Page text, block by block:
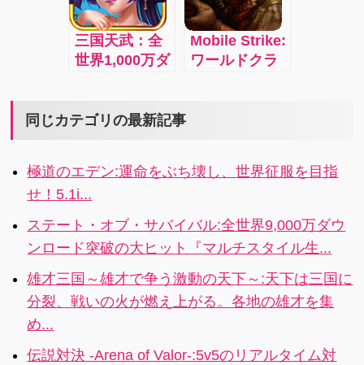
ト、ポーカ
ー、パチスロ
など様々なカ
ジノゲームが
版！i
三国天武：全
世界1,000万ダ
バトル！！
Mobile Strike:
ワールドクラ
同じカテゴリの最新記事
極道のエデン:運命をぶち壊し、世界征服を目指
せ！5.1i...
ステート・オブ・サバイバル:全世界9,000万ダウ
ンロード突破の大ヒット『マルチスタイル生...
雄才三国～雄才で争う激動の天下～:天下は三国に
分裂、戦いの火が燃え上がる。各地の雄才を集
め...
伝説対決 -Arena of Valor-:5v5のリアルタイム対